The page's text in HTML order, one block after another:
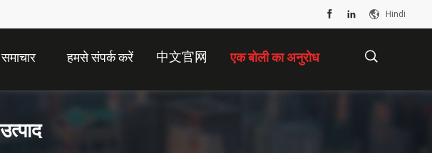
Hindi
समाचार हमसे संपर्क करें 中文官网 एक बोली का अनुरोध